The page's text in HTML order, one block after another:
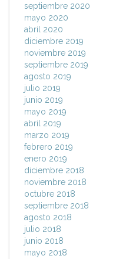
septiembre 2020
mayo 2020
abril 2020
diciembre 2019
noviembre 2019
septiembre 2019
agosto 2019
julio 2019
junio 2019
mayo 2019
abril 2019
marzo 2019
febrero 2019
enero 2019
diciembre 2018
noviembre 2018
octubre 2018
septiembre 2018
agosto 2018
julio 2018
junio 2018
mayo 2018